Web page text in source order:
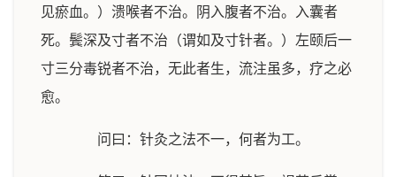
见瘀血。）溃喉者不治。阴入腹者不治。入囊者
死。鬓深及寸者不治（谓如及寸针者。）左颐后一
寸三分毒锐者不治，无此者生，流注虽多，疗之必
愈。
问曰：针灸之法不一，何者为工。